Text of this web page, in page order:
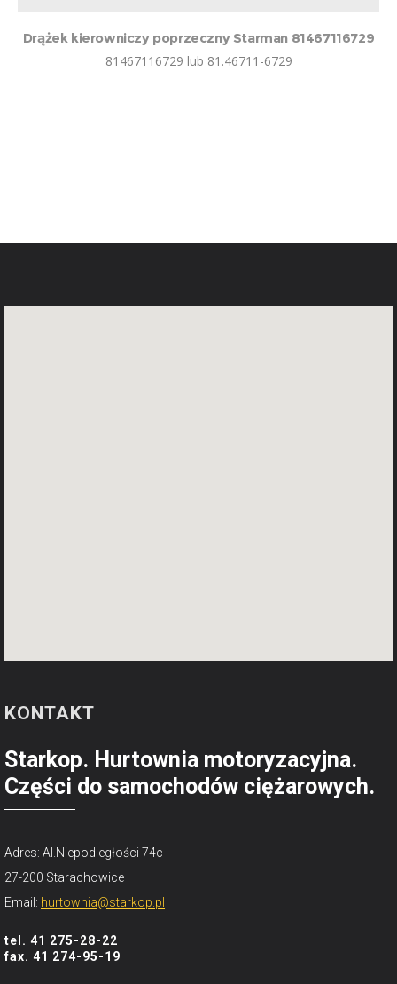
Drążek kierowniczy poprzeczny Starman 81467116729
81467116729 lub 81.46711-6729
KONTAKT
Starkop. Hurtownia motoryzacyjna.
Części do samochodów ciężarowych.
Adres: Al.Niepodległości 74c
27-200 Starachowice
Email: hurtownia@starkop.pl
tel. 41 275-28-22
fax. 41 274-95-19